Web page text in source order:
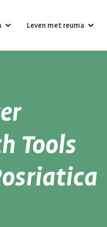
bij reuma
Leven met reuma
Een gezonde leefstijl
Tools